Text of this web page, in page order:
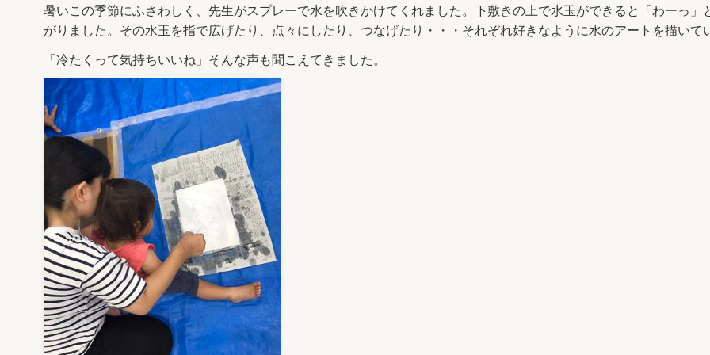
暑いこの季節にふさわしく、先生がスプレーで水を吹きかけてくれました。下敷きの上で水玉ができると「わーっ」
がりました。その水玉を指で広げたり、点々にしたり、つなげたり・・・それぞれ好きなように水のアートを描いて
「冷たくって気持ちいいね」そんな声も聞こえてきました。